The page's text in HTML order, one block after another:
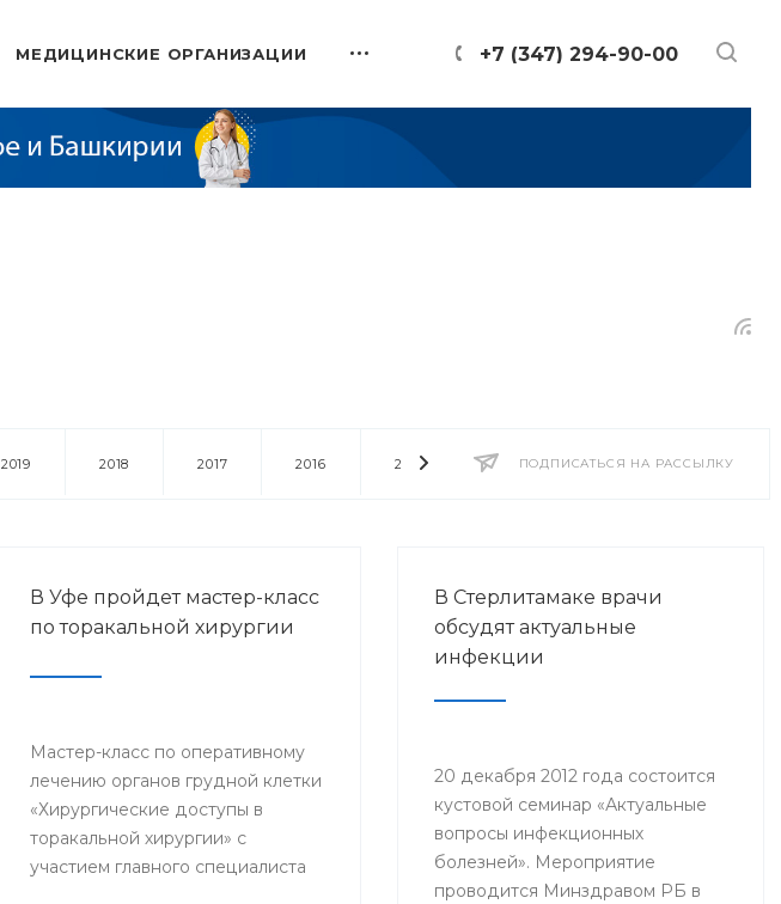
+7 (347) 294-90-00
МЕДИЦИНСКИЕ ОРГАНИЗАЦИИ
ПОДПИСАТЬСЯ НА РАССЫЛКУ
2019 2018 2017 2016 2014 2013 2012 2011
В Уфе пройдет мастер-класс
по торакальной хирургии
Мастер-класс по оперативному
лечению органов грудной клетки
«Хирургические доступы в
торакальной хирургии» с
участием главного специалиста
В Стерлитамаке врачи
обсудят актуальные
инфекции
20 декабря 2012 года состоится
кустовой семинар «Актуальные
вопросы инфекционных
болезней». Мероприятие
проводится Минздравом РБ в